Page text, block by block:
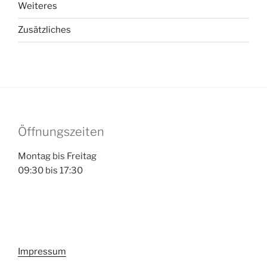
Weiteres
Zusätzliches
Öffnungszeiten
Montag bis Freitag
09:30 bis 17:30
Impressum